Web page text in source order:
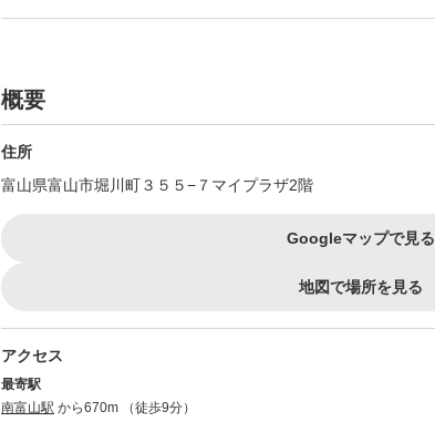
概要
住所
富山県富山市堀川町３５５−７マイプラザ2階
Googleマップで見る
地図で場所を見る
アクセス
最寄駅
南富山駅 から670m （徒歩9分）